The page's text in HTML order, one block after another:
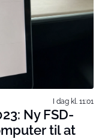
I dag kl. 11:01
Ny FSD-
til at